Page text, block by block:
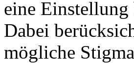
eine
Dabei
mögliche